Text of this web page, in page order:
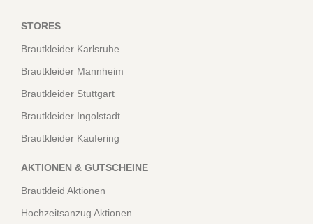
STORES
Brautkleider Karlsruhe
Brautkleider Mannheim
Brautkleider Stuttgart
Brautkleider Ingolstadt
Brautkleider Kaufering
AKTIONEN & GUTSCHEINE
Brautkleid Aktionen
Hochzeitsanzug Aktionen